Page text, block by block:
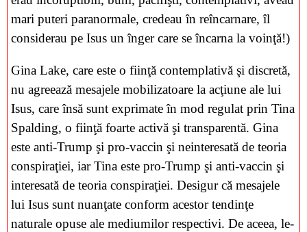
mari puteri paranormale, credeau în reîncarnare, îl
considerau pe Isus un înger care se încarna la voinţă!)
Gina Lake, care este o fiinţă contemplativă şi discretă,
nu agreează mesajele mobilizatoare la acţiune ale lui
Isus, care însă sunt exprimate în mod regulat prin Tina
Spalding, o fiinţă foarte activă şi transparentă. Gina
este anti-Trump şi pro-vaccin şi neinteresată de teoria
conspiraţiei, iar Tina este pro-Trump şi anti-vaccin şi
interesată de teoria conspiraţiei. Desigur că mesajele
lui Isus sunt nuanţate conform acestor tendinţe
naturale opuse ale mediumilor respectivi. De aceea, le-